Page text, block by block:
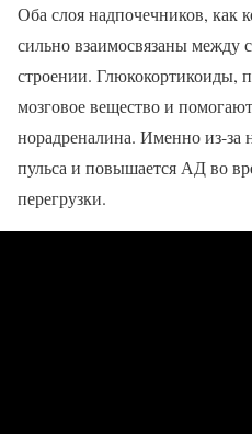
Оба слоя надпочечников, как
сильно взаимосвязаны между
строении. Глюкокортикоиды,
мозговое вещество и
норадреналина. Именно из-за
пульса и повышается АД во
перегрузки.